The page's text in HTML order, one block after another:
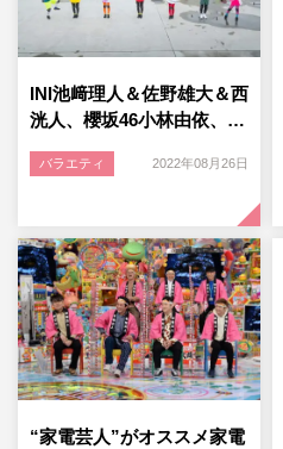
INI池﨑理人＆佐野雄大＆西
洸人、櫻坂46小林由依、…
バラエティ 2022年08月26日
“家電芸人”がオススメ家電